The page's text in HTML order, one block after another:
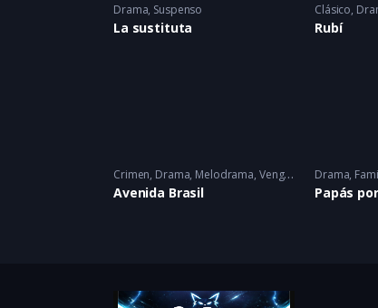
Drama, Suspenso
La sustituta
Clásico,
Rubí
Crimen, Drama, Melodrama, Venganza 2025
Avenida Brasil
Drama,
Papás